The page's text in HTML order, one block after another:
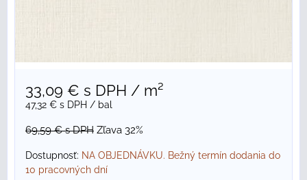
33,09 € s DPH / m²
47,32 € s DPH / bal
69,59 €s DPH Zľava 32%
Dostupnosť: NA OBJEDNÁVKU. Bežný termín dodania do
10 pracovných dní